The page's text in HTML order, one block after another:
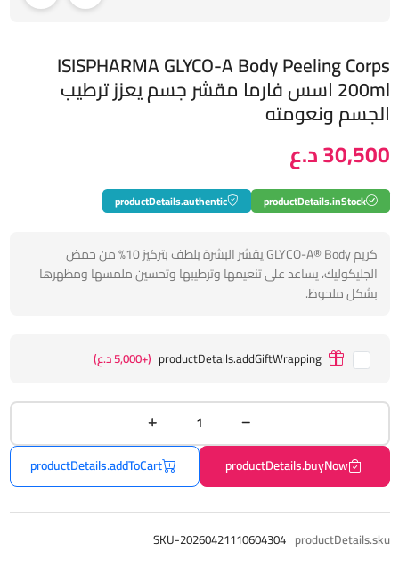
ISISPHARMA GLYCO-A Body Peeling Corps
200ml اسس فارما مقشر جسم يعزز ترطيب
الجسم ونعومته
30,500 د.ع
productDetails.inStock
productDetails.authentic
كريم GLYCO-A® Body يقشر البشرة بلطف بتركيز 10% من حمض
الجليكوليك، يساعد على تنعيمها وترطيبها وتحسين ملمسها ومظهرها
بشكل ملحوظ.
productDetails.addGiftWrapping (+5,000 د.ع)
productDetails.buyNow
productDetails.addToCart
productDetails.sku
SKU-20260421110604304